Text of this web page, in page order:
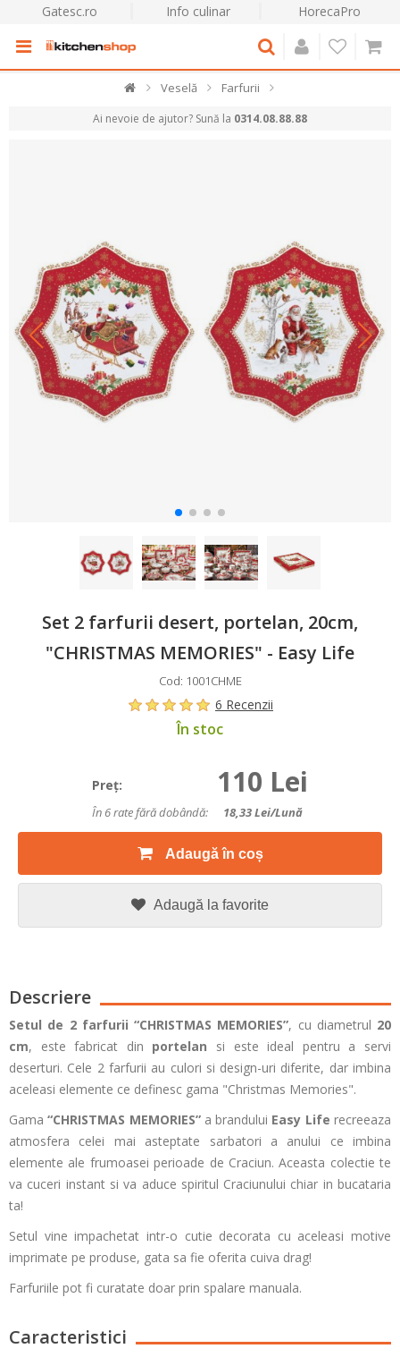
Gatesc.ro Info culinar HorecaPro
Veselă Farfurii
Ai nevoie de ajutor? Sună la 0314.08.88.88
Set 2 farfurii desert, portelan, 20cm,
"CHRISTMAS MEMORIES" - Easy Life
Cod: 1001CHME
6 Recenzii
În stoc
Preţ: 110 Lei
În 6 rate fără dobândă: 18,33Lei/lună
Adaugă în coș
Adaugă la favorite
Descriere
Setul de 2 farfurii “CHRISTMAS MEMORIES”, cu diametrul 20
cm, este fabricat din portelan si este ideal pentru a servi
deserturi. Cele 2 farfurii au culori si design-uri diferite, dar imbina
aceleasi elemente ce definesc gama "Christmas Memories".
Gama“CHRISTMAS MEMORIES”a brandului Easy Life recreeaza
atmosfera celei mai asteptate sarbatori a anului ce imbina
elemente ale frumoasei perioade de Craciun. Aceasta colectie te
va cuceri instant si va aduce spiritul Craciunului chiar in bucataria
ta!
Setul vine impachetat intr-o cutie decorata cu aceleasi motive
imprimate pe produse, gata sa fie oferita cuiva drag!
Farfuriile pot fi curatate doar prin spalare manuala.
Caracteristici